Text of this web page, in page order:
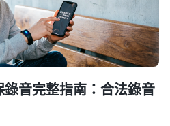
音完整指南：合法錄音